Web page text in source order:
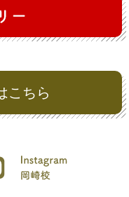
こちら